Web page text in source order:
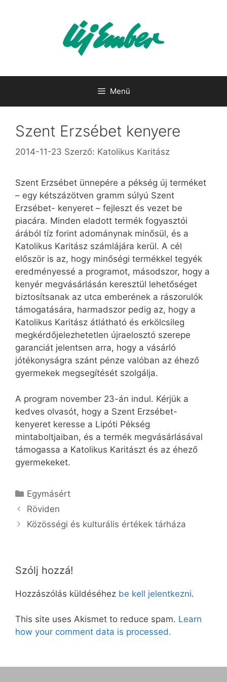
Menü
Szent Erzsébet kenyere
2014-11-23 Szerző: Katolikus Karitász
Szent Erzsébet ünnepére a pékség új terméket
– egy kétszázötven gramm súlyú Szent
Erzsébet- kenyeret – fejleszt és vezet be
piacára. Minden eladott termék fogyasztói
árából tíz forint adománynak minősül, és a
Katolikus Karitász számlájára kerül. A cél
először is az, hogy minőségi termékkel tegyék
eredményessé a programot, másodszor, hogy a
kenyér megvásárlásán keresztül lehetőséget
biztosítsanak az utca emberének a rászorulók
támogatására, harmadszor pedig az, hogy a
Katolikus Karitász átlátható és erkölcsileg
megkérdőjelezhetetlen újraelosztó szerepe
garanciát jelentsen arra, hogy a vásárló
jótékonyságra szánt pénze valóban az éhező
gyermekek megsegítését szolgálja.
A program november 23-án indul. Kérjük a
kedves olvasót, hogy a Szent Erzsébet-
kenyeret keresse a Lipóti Pékség
mintaboltjaiban, és a termék megvásárlásával
támogassa a Katolikus Karitászt és az éhező
gyermekeket.
Kategória
Egymásért
Röviden
Közösségi és kulturális értékek tárháza
Szólj hozzá!
Hozzászólás küldéséhez be kell jelentkezni.
This site uses Akismet to reduce spam. Learn
how your comment data is processed.